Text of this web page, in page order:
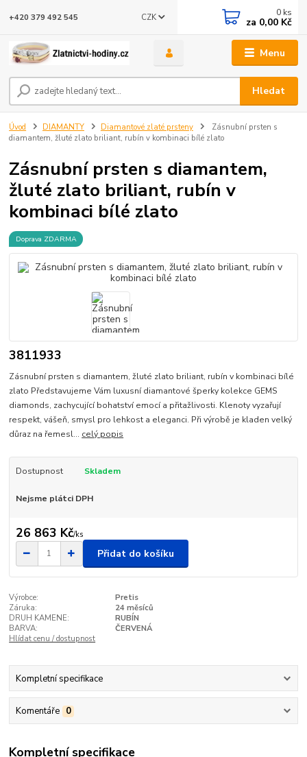
Menu
CZK
Hledat
+420 379 492 545 0 ks
za 0,00 Kč
Úvod DIAMANTY Diamantové zlaté prsteny
Zásnubní prsten s
diamantem, žluté zlato briliant, rubín v kombinaci bílé zlato
Zásnubní prsten s diamantem,
žluté zlato briliant, rubín v
kombinaci bílé zlato
Doprava ZDARMA
3811933
Zásnubní prsten s diamantem, žluté zlato briliant, rubín v kombinaci bílé
zlato Představujeme Vám luxusní diamantové šperky kolekce GEMS
diamonds, zachycující bohatství emocí a přitažlivosti. Klenoty vyzařují
respekt, vášeň, smysl pro lehkost a eleganci. Při výrobě je kladen velký
důraz na řemesl... celý popis
Dostupnost Skladem
Nejsme plátci DPH
26 863 Kč/ks
Přidat do košíku
Výrobce:
Pretis
Záruka:
24 měsíců
DRUH KAMENE:
RUBÍN
BARVA:
ČERVENÁ
Hlídat cenu / dostupnost
Kompletní specifikace
Komentáře 0
Kompletní specifikace